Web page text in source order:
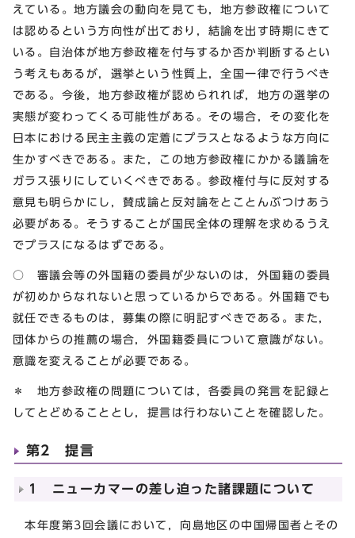
えている。地方議会の動向を見ても，地方参政権について
は認めるという方向性が出ており，結論を出す時期にきて
いる。自治体が地方参政権を付与するか否か判断するとい
う考えもあるが，選挙という性質上，全国一律で行うべき
である。今後，地方参政権が認められれば，地方の選挙の
実態が変わってくる可能性がある。その場合，その変化を
日本における民主主義の定着にプラスとなるような方向に
生かすべきである。また，この地方参政権にかかる議論を
ガラス張りにしていくべきである。参政権付与に反対する
意見も明らかにし，賛成論と反対論をとことんぶつけあう
必要がある。そうすることが国民全体の理解を求めるうえ
でプラスになるはずである。
○ 審議会等の外国籍の委員が少ないのは，外国籍の委員
が初めからなれないと思っているからである。外国籍でも
就任できるものは，募集の際に明記すべきである。また，
団体からの推薦の場合，外国籍委員について意識がない。
意識を変えることが必要である。
＊ 地方参政権の問題については，各委員の発言を記録と
してとどめることとし，提言は行わないことを確認した。
第2 提言
1 ニューカマーの差し迫った諸課題について
本年度第3回会議において，向島地区の中国帰国者とその